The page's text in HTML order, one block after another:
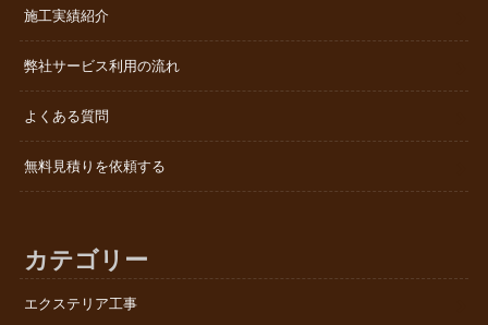
施工実績紹介
弊社サービス利用の流れ
よくある質問
無料見積りを依頼する
カテゴリー
エクステリア工事